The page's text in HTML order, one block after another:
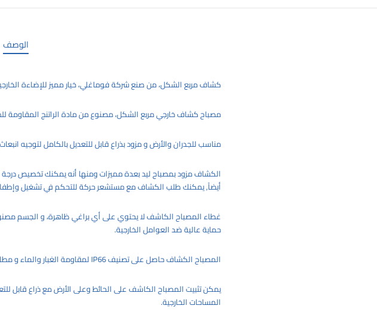
الوصف
كشاف مربع الشكل، من صنع شركة فوماغلي، خيار مميز للإضاءة
مصباح كشاف خارجي مربع الشكل، مصنوع من مادة الراتنج المقاومة
مناسب للجدران والأرض و مزود بذراع قابل للتعديل بالكامل لتوجيه
الكشاف مزود بمصباح ليد بعدة مميزات ومنها أنه يمكنك تخصيص درجة
أيضاً, يمكنك طلب الكشاف مع مستشعر حركة للتحكم في تشغيل
غطاء المصباح الكاشف لا يحتوي على أي براغي ظاهرة، و الجسم
حماية عالية ضد العوامل الخارجية.
المصباح الكشاف حاصل على تصنيف IP66 لمقاومة الغبار والماء و مطلي بمادة عازلة للحماية من التلف والصدأ.
يمكن تثبيت المصباح الكاشف على الحائط وعلى الأرض مع ذراع قابل
المساحات الخارجية.